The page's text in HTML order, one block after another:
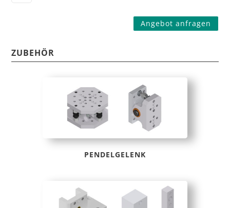
Angebot anfragen
ZUBEHÖR
PENDELGELENK